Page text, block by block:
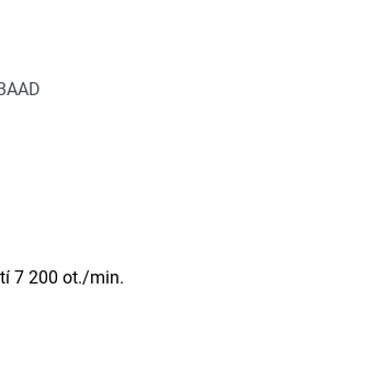
7 200 ot./min.